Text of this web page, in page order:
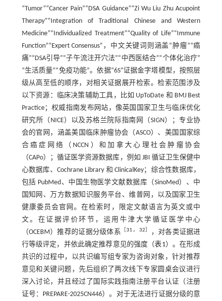
“Tumor”“Cancer Pain”“DSA Guidance”“Zi Wu Liu Zhu Acupoint
Therapy”“Integration of Traditional Chinese and Western
Medicine”“Individualized Treatment”“Quality of Life”“Immune
Function”“Expert Consensus”，中文关键词则涵盖“肿瘤”“癌
痛”“DSA引导”“子午流注开穴法”“中西医结合”“个体化治疗”
“生活质量”“免疫功能”。依据“6S”证据金字塔模型，按照层
级从高至低的顺序，对相关证据展开检索。检索范围涉及
以下资源：临床决策辅助工具，比如 UpToDate 和 BMJ Best
Practice；权威指南发布网站，像英国国家卫生与临床优化
研究所（NICE）以及苏格兰院际指南网（SIGN）；专业协
会的官网，涵盖美国临床肿瘤协会（ASCO）、美国国家综
合癌症网络（NCCN）和加拿大心理社会肿瘤协会
（CAPo）；循证医学资源数据库，例如 JBI 循证卫生保健中
心数据库、Cochrane Library 和 ClinicalKey；综合性数据库，
包括 PubMed、中国生物医学文献数据库（SinoMed）、中
国知网、万方数据知识服务平台、维普网，以及国家卫生
健康委员会官网。在检索时，限定文献语言为英文或中
文。在证据评价环节，运用牛津大学循证医学中心
（OCEBM）推荐的证据分级体系 ［31 ，32
，对各类证据进
行等级评定，并依此确定推荐意见的强度（表1）。在形成
共识的过程中，以共识编写组专家为咨询对象，针对推荐
意见和关键问题，先后组织了两次线下专家圆桌会议进行
深入讨论，并且经过了国际实践指南注册平台认证（注册
证号：PREPARE-2025CN446）。对于无法进行证据分级的意